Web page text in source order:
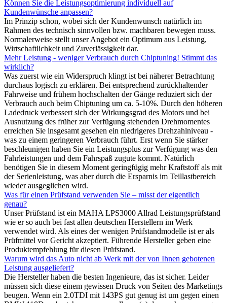
Können Sie die Leistungsoptimierung individuell auf
Kundenwünsche anpassen?
Im Prinzip schon, wobei sich der Kundenwunsch natürlich im
Rahmen des technisch sinnvollen bzw. machbaren bewegen muss.
Normalerweise stellt unser Angebot ein Optimum aus Leistung,
Wirtschaftlichkeit und Zuverlässigkeit dar.
Mehr Leistung - weniger Verbrauch durch Chiptuning! Stimmt das
wirklich?
Was zuerst wie ein Widerspruch klingt ist bei näherer Betrachtung
durchaus logisch zu erklären. Bei entsprechend zurückhaltender
Fahrweise und frühem hochschalten der Gänge reduziert sich der
Verbrauch auch beim Chiptuning um ca. 5-10%. Durch den höheren
Ladedruck verbessert sich der Wirkungsgrad des Motors und bei
Ausnutzung des früher zur Verfügung stehenden Drehmomentes
erreichen Sie insgesamt gesehen ein niedrigeres Drehzahlniveau -
was zu einem geringeren Verbrauch führt. Erst wenn Sie stärker
beschleunigen haben Sie ein Leistungsplus zur Verfügung was den
Fahrleistungen und dem Fahrspaß zugute kommt. Natürlich
benötigen Sie in diesem Moment geringfügig mehr Kraftstoff als mit
der Serienleistung, was aber durch die Ersparnis im Teillastbereich
wieder ausgeglichen wird.
Was für einen Prüfstand verwenden Sie – misst der eigentlich
genau?
Unser Prüfstand ist ein MAHA LPS3000 Allrad Leistungsprüfstand
wie er so auch bei fast allen deutschen Herstellern im Werk
verwendet wird. Als eines der wenigen Prüfstandmodelle ist er als
Prüfmittel vor Gericht akzeptiert. Führende Hersteller geben eine
Produktempfehlung für diesen Prüfstand.
Warum wird das Auto nicht ab Werk mit der von Ihnen gebotenen
Leistung ausgeliefert?
Die Hersteller haben die besten Ingenieure, das ist sicher. Leider
müssen sich diese einem gewissen Druck von Seiten des Marketings
beugen. Wenn ein 2.0TDI mit 143PS gut genug ist um gegen einen